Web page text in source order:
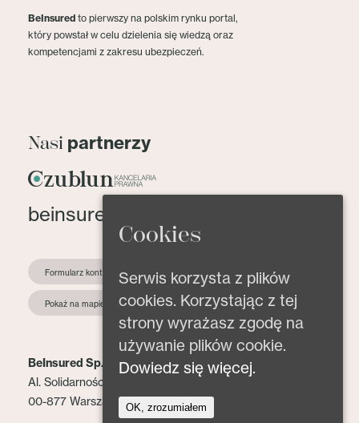
BeInsured to pierwszy na polskim rynku portal,
który powstał w celu dzielenia się wiedzą oraz
kompetencjami z zakresu ubezpieczeń.
Nasi partnerzy
beinsured@beinsured.pl
Formularz kontaktowy
Pokaż na mapie
BeInsured Sp. z o.o.
Al. Solidarności 153 lok. 2
00-877 Warszawa
Cookies
Serwis korzysta z plików
cookies. Korzystając z tej
strony wyrażasz zgodę na
używanie plików cookie.
Dowiedz się więcej.
OK, zrozumiałem